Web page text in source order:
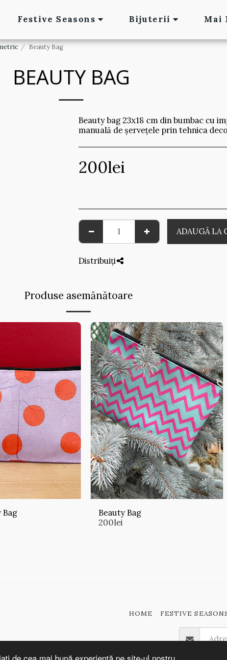
de cea mai bună experiență pe site-ul nostru
Festive Seasons Bijuterii Mai
Beauty Bag
BEAUTY BAG
Beauty bag 23x18 cm din bumbac cu
manuală de șervețele prin tehnica
200lei
ADAUGĂ LA
Distribuiți
Produse asemănătoare
Bag
Beauty Bag
200lei
HOME FESTIVE